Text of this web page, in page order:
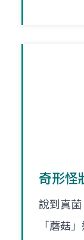
奇形怪
說到真菌
「蘑菇